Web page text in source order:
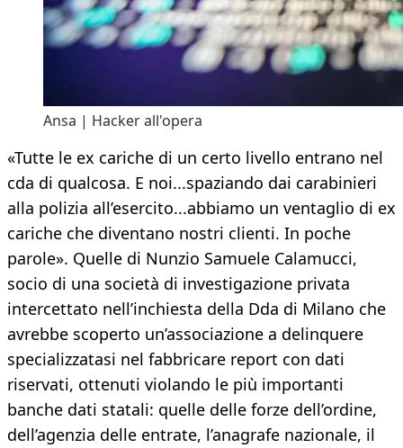
Ansa | Hacker all'opera
«Tutte le ex cariche di un certo livello entrano nel
cda di qualcosa. E noi...spaziando dai carabinieri
alla polizia all’esercito...abbiamo un ventaglio di ex
cariche che diventano nostri clienti. In poche
parole». Quelle di Nunzio Samuele Calamucci,
socio di una società di investigazione privata
intercettato nell’inchiesta della Dda di Milano che
avrebbe scoperto un’associazione a delinquere
specializzatasi nel fabbricare report con dati
riservati, ottenuti violando le più importanti
banche dati statali: quelle delle forze dell’ordine,
dell’agenzia delle entrate, l’anagrafe nazionale, il